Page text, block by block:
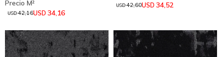
USD 34,16
USD42,16
USD 34,52
USD42,60